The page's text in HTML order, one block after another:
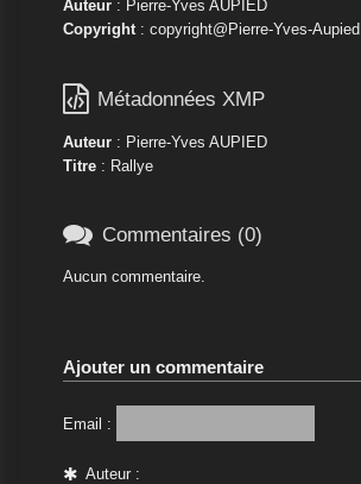
Auteur: Pierre-Yves AUPIED
Copyright: copyright@Pierre-Yves-Aupied
 Métadonnées XMP
Auteur: Pierre-Yves AUPIED
Titre: Rallye
 Commentaires (0)
Aucun commentaire.
Ajouter un commentaire
Email :
Auteur :